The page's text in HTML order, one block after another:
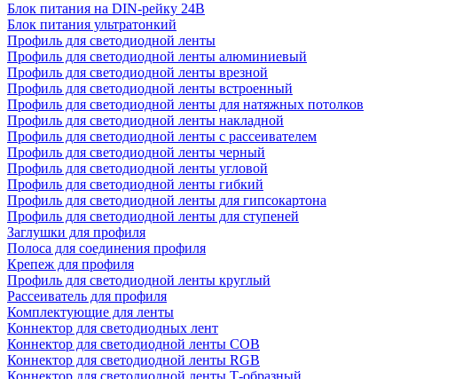
Блок питания на DIN-рейку 24В
Блок питания ультратонкий
Профиль для светодиодной ленты
Профиль для светодиодной ленты алюминиевый
Профиль для светодиодной ленты врезной
Профиль для светодиодной ленты встроенный
Профиль для светодиодной ленты для натяжных потолков
Профиль для светодиодной ленты накладной
Профиль для светодиодной ленты с рассеивателем
Профиль для светодиодной ленты черный
Профиль для светодиодной ленты угловой
Профиль для светодиодной ленты гибкий
Профиль для светодиодной ленты для гипсокартона
Профиль для светодиодной ленты для ступеней
Заглушки для профиля
Полоса для соединения профиля
Крепеж для профиля
Профиль для светодиодной ленты круглый
Рассеиватель для профиля
Комплектующие для ленты
Коннектор для светодиодных лент
Коннектор для светодиодной ленты COB
Коннектор для светодиодной ленты RGB
Коннектор для светодиодной ленты Т-образный